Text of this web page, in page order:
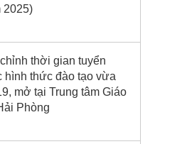
2025)
thời gian tuyển
hình thức đào tạo vừa
mở tại Trung tâm Giáo
Phòng